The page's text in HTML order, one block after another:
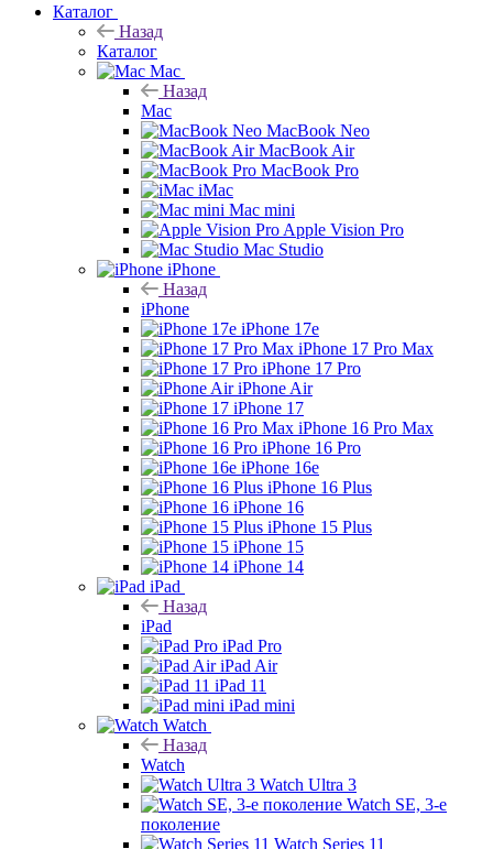
Каталог
Назад
Каталог
Mac
Назад
Mac
MacBook Neo
MacBook Air
MacBook Pro
iMac
Mac mini
Apple Vision Pro
Mac Studio
iPhone
Назад
iPhone
iPhone 17e
iPhone 17 Pro Max
iPhone 17 Pro
iPhone Air
iPhone 17
iPhone 16 Pro Max
iPhone 16 Pro
iPhone 16e
iPhone 16 Plus
iPhone 16
iPhone 15 Plus
iPhone 15
iPhone 14
iPad
Назад
iPad
iPad Pro
iPad Air
iPad 11
iPad mini
Watch
Назад
Watch
Watch Ultra 3
Watch SE, 3-е
поколение
Watch Series 11